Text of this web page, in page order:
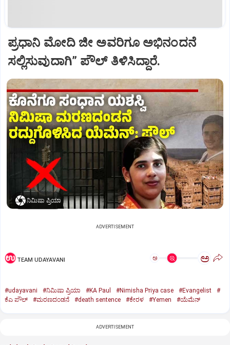
ಪ್ರಧಾನಿ ಮೋದಿ ಜೀ ಅವರಿಗೂ ಅಭಿನಂದನೆ
ಸಲ್ಲಿಸುವುದಾಗಿ” ಪೌಲ್‌ ತಿಳಿಸಿದ್ದಾರೆ.
ನಿಮಿಷಾ ಪ್ರಿಯಾ
ADVERTISEMENT
TEAM UDAYAVANI ಅ ಅ
#udayavani #ನಿಮಿಷಾ ಪ್ರಿಯಾ #KA Paul #Nimisha Priya case #Evangelist
#
ಕೆಎ ಪೌಲ್
#ಮರಣದಂಡನೆ #death sentence #ಕೇರಳ #Yemen #ಯೆಮೆನ್‌
ADVERTISEMENT